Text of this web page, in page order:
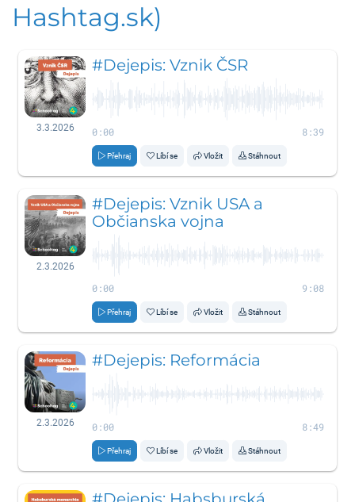
Hashtag.sk)
3.3.2026
#Dejepis: Vznik ČSR
0:00 8:39
Přehraj Líbí se Vložit Stáhnout
2.3.2026
#Dejepis: Vznik USA a
Občianska vojna
0:00 9:08
Přehraj Líbí se Vložit Stáhnout
2.3.2026
#Dejepis: Reformácia
0:00 8:49
Přehraj Líbí se Vložit Stáhnout